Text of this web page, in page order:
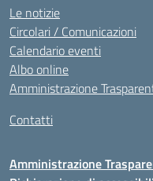
Le notizie
Circolari / Comunicazioni
Calendario eventi
Albo online
Amministrazione
Contatti
Amministrazione